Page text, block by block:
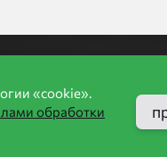
Компания
ООО «КИРБЛОК»
«cookie».
обработки